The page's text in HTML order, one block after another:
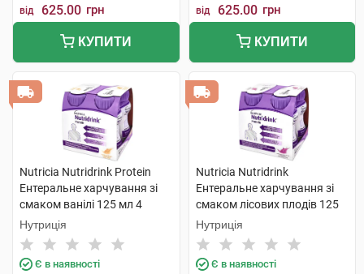
від 625.00 грн
КУПИТИ
від 625.00 грн
КУПИТИ
Nutricia Nutridrink Protein
Ентеральне харчування зі
смаком ванілі 125 мл 4
пляшки
Нутриція
Є в наявності
Nutricia Nutridrink
Ентеральне харчування зі
смаком лісових плодів 125
мл 4 пляшки
Нутриція
Є в наявності